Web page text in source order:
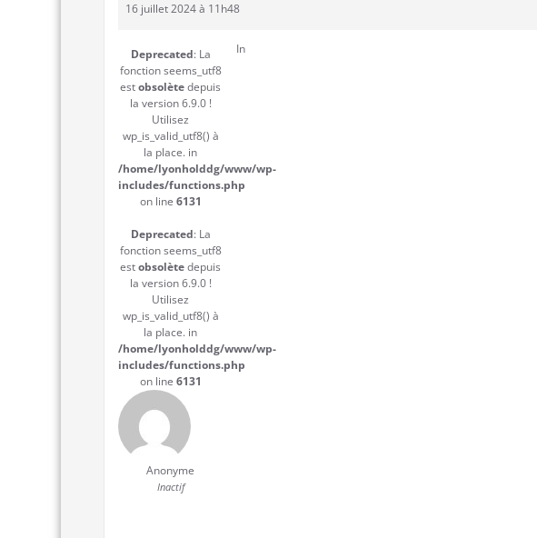
16 juillet 2024 à 11h48
Deprecated: La
fonction seems_utf8
estobsolètedepuis
la version 6.9.0 !
Utilisez
wp_is_valid_utf8() à
la place. in
/home/lyonholddg/www/wp-
includes/functions.php
on line 6131
Deprecated: La
fonction seems_utf8
estobsolètedepuis
la version 6.9.0 !
Utilisez
wp_is_valid_utf8() à
la place. in
/home/lyonholddg/www/wp-
includes/functions.php
on line 6131
Anonyme
Inactif
In